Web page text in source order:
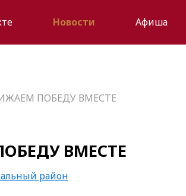
Новости Афиша
ПОБЕДУ ВМЕСТЕ
ВМЕСТЕ
район